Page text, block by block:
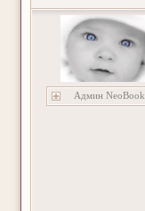
Админ NeoBook